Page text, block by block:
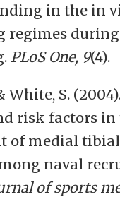
in the in
regimes
PLoS One, 9(4).
White, S.
risk factors in
of medial
naval
of sports